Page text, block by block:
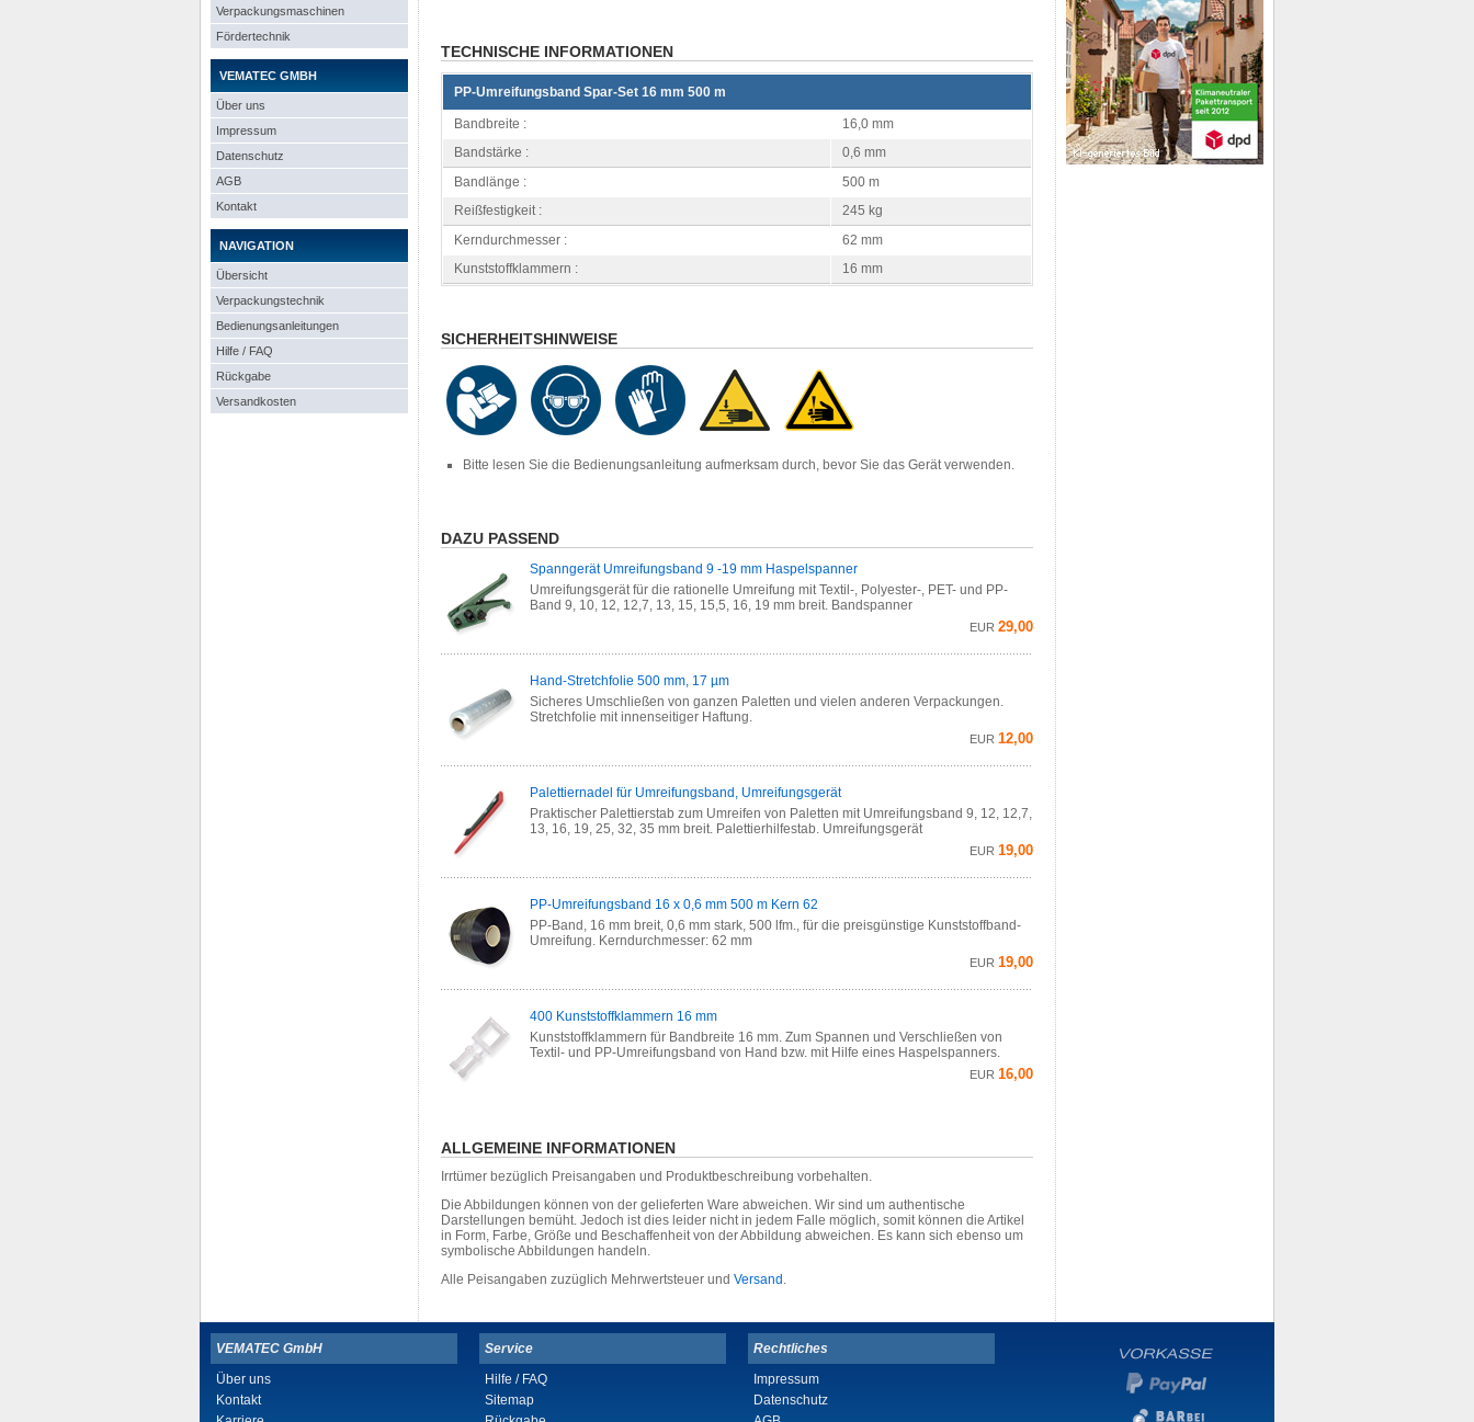
Verpackungsmaschinen
Fördertechnik
VEMATEC GMBH
Über uns
Impressum
Datenschutz
AGB
Kontakt
NAVIGATION
Übersicht
Verpackungstechnik
Bedienungsanleitungen
Hilfe / FAQ
Rückgabe
Versandkosten
TECHNISCHE INFORMATIONEN
PP-Umreifungsband Spar-Set 16 mm 500 m
Bandbreite :
16,0 mm
Bandstärke :
0,6 mm
Bandlänge :
500 m
Reißfestigkeit :
245 kg
Kerndurchmesser :
62 mm
Kunststoffklammern :
16 mm
SICHERHEITSHINWEISE
Bitte lesen Sie die Bedienungsanleitung aufmerksam durch, bevor Sie das Gerät verwenden.
DAZU PASSEND
Spanngerät Umreifungsband 9 -19 mm Haspelspanner
Umreifungsgerät für die rationelle Umreifung mit Textil-, Polyester-, PET- und PP-
Band 9, 10, 12, 12,7, 13, 15, 15,5, 16, 19 mm breit. Bandspanner
EUR 29,00
Hand-Stretchfolie 500 mm, 17 µm
Sicheres Umschließen von ganzen Paletten und vielen anderen Verpackungen.
Stretchfolie mit innenseitiger Haftung.
EUR 12,00
Palettiernadel für Umreifungsband, Umreifungsgerät
Praktischer Palettierstab zum Umreifen von Paletten mit Umreifungsband 9, 12, 12,7,
13, 16, 19, 25, 32, 35 mm breit. Palettierhilfestab. Umreifungsgerät
EUR 19,00
PP-Umreifungsband 16 x 0,6 mm 500 m Kern 62
PP-Band, 16 mm breit, 0,6 mm stark, 500 lfm., für die preisgünstige Kunststoffband-
Umreifung. Kerndurchmesser: 62 mm
EUR 19,00
400 Kunststoffklammern 16 mm
Kunststoffklammern für Bandbreite 16 mm. Zum Spannen und Verschließen von
Textil- und PP-Umreifungsband von Hand bzw. mit Hilfe eines Haspelspanners.
EUR 16,00
ALLGEMEINE INFORMATIONEN
Irrtümer bezüglich Preisangaben und Produktbeschreibung vorbehalten.
Die Abbildungen können von der gelieferten Ware abweichen. Wir sind um authentische
Darstellungen bemüht. Jedoch ist dies leider nicht in jedem Falle möglich, somit können die Artikel
in Form, Farbe, Größe und Beschaffenheit von der Abbildung abweichen. Es kann sich ebenso um
symbolische Abbildungen handeln.
Alle Peisangaben zuzüglich Mehrwertsteuer und Versand .
VEMATEC GmbH
Über uns
Kontakt
Service
Hilfe / FAQ
Sitemap
Rechtliches
Impressum
Datenschutz